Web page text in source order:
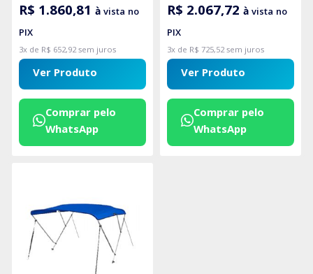
R$ 1.860,81 à vista no
PIX
3x de R$ 652,92 sem juros
Ver Produto
Comprar pelo
WhatsApp
R$ 2.067,72 à vista no
PIX
3x de R$ 725,52 sem juros
Ver Produto
Comprar pelo
WhatsApp